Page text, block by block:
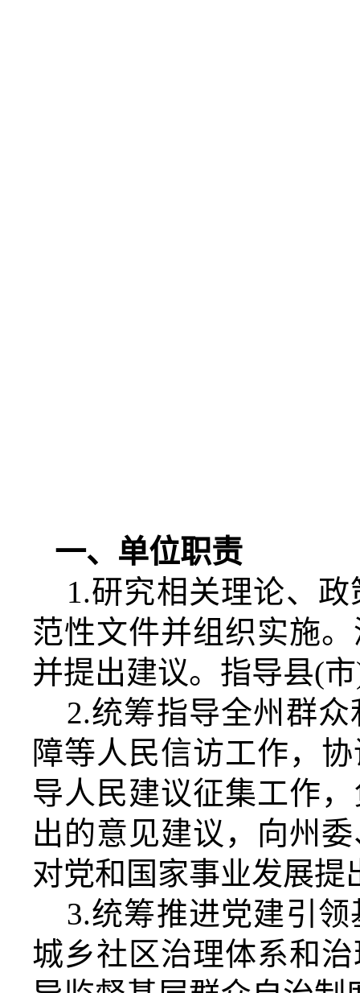
一、单位职责
1.研究相关理论、
范性文件并组织实施
并提出建议。指导县(市
2.统筹指导全州 群众
障等人民信访工作，
导人民建议征集工作
出的意见建议，向州
对党和国家事业发展提
3.统筹推进党建引
城乡社区治理体系和